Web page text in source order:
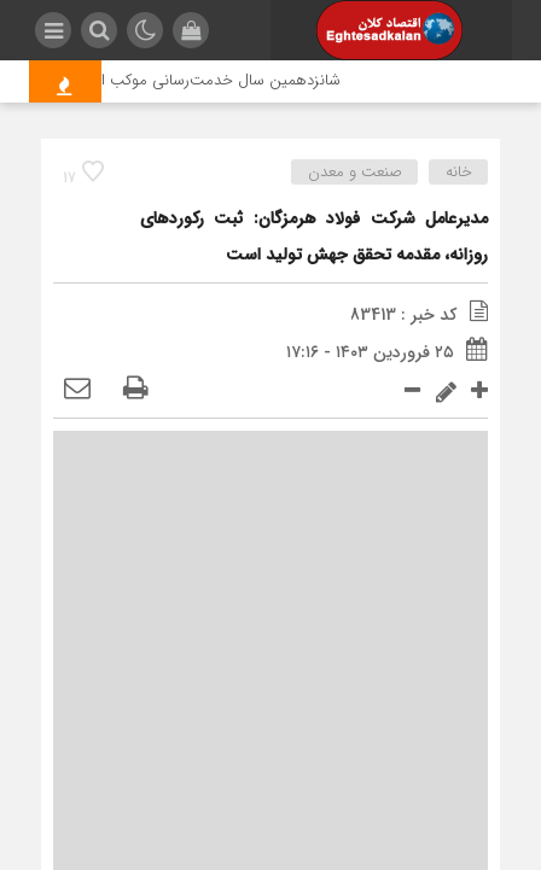
شانزدهمین سال خدمت‌رسانی موکب امام رضا (ع)
17 خانه صنعت و معدن
مدیرعامل شرکت فولاد هرمزگان: ثبت رکوردهای
روزانه، مقدمه تحقق جهش تولید است
کد خبر : 83413
۲۵ فروردین ۱۴۰۳ - ۱۷:۱۶